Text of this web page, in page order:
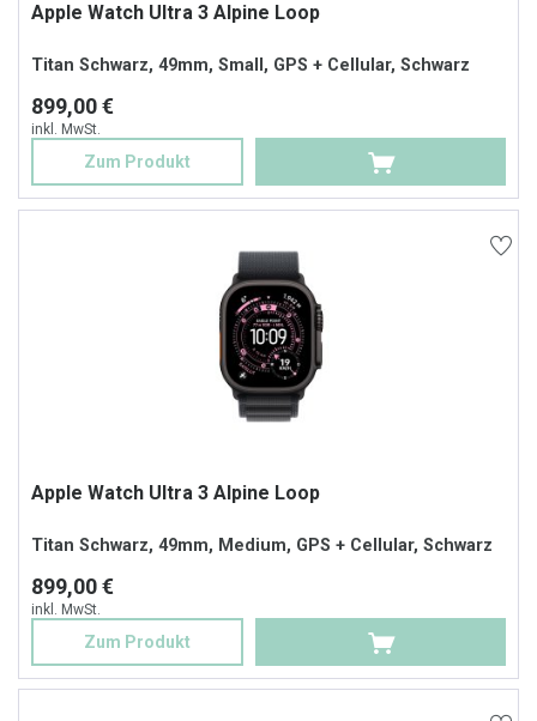
Apple Watch Ultra 3 Alpine Loop
Titan Schwarz, 49mm, Small, GPS + Cellular, Schwarz
899,00 €
inkl. MwSt.
Zum Produkt
Apple Watch Ultra 3 Alpine Loop
Titan Schwarz, 49mm, Medium, GPS + Cellular, Schwarz
899,00 €
inkl. MwSt.
Zum Produkt